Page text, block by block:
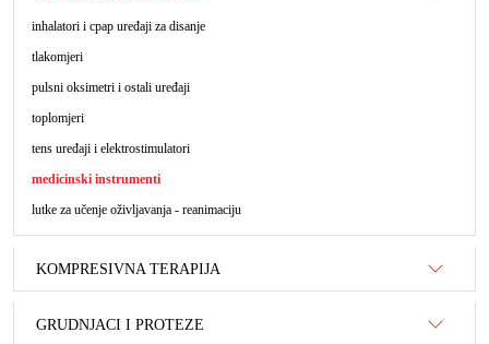
inhalatori i cpap uređaji za disanje
tlakomjeri
pulsni oksimetri i ostali uređaji
toplomjeri
tens uređaji i elektrostimulatori
medicinski instrumenti
lutke za učenje oživljavanja - reanimaciju
KOMPRESIVNA TERAPIJA
GRUDNJACI I PROTEZE